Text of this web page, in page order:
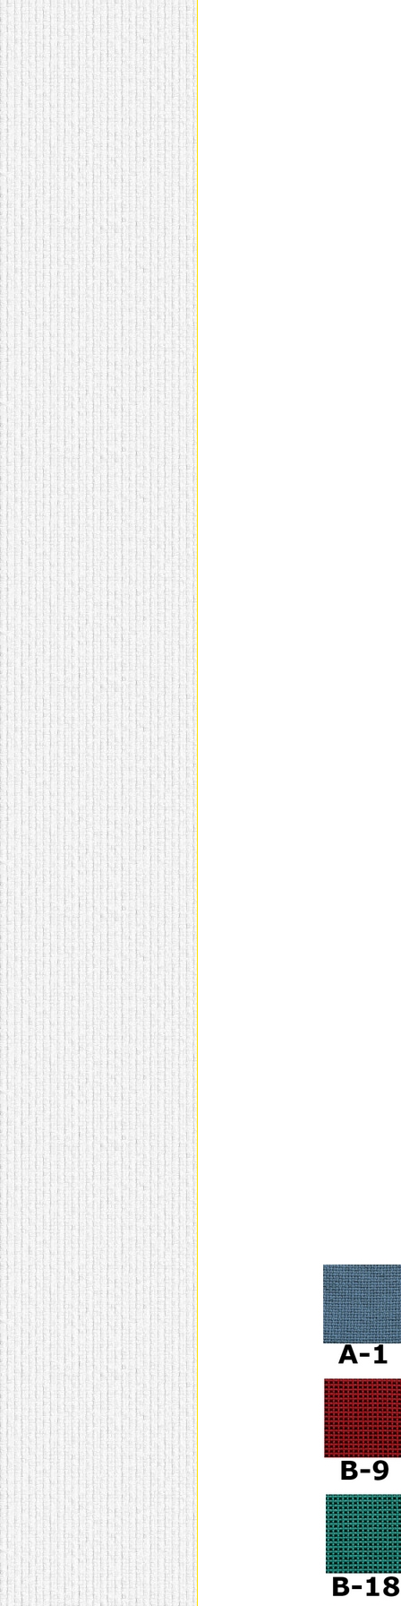
домашнем использовании.
Эта мебель имеет
некоторые преимущества
перед той же стенкой для
гостиной, к примеру,
поскольку она более
легкая и не загромождает
пространство. В спальне
этот предмет можно
поставить у изголовья
кровати, чтобы заполнить
пустующее там
место. Также стеллажи
очень часто используют в
качестве разграничителей
комнаты, например, на
рабочую зону и
пространство для отдыха.
Особенно это актуально
для однокомнатных
квартир.